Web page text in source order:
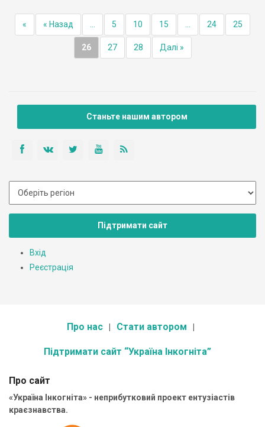
« « Назад 5 10 15 24 25
26 27 28 Далі »
Станьте нашим автором
Підтримати сайт
Вхід
Реєстрація
Про нас Стати автором
Підтримати сайт “Україна Інкогніта”
Про сайт
«Україна Інкогніта» - неприбутковий проект ентузіастів
краєзнавства.